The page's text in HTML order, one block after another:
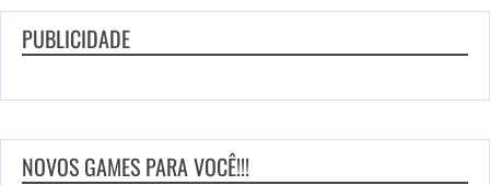
PUBLICIDADE
NOVOS GAMES PARA VOCÊ!!!